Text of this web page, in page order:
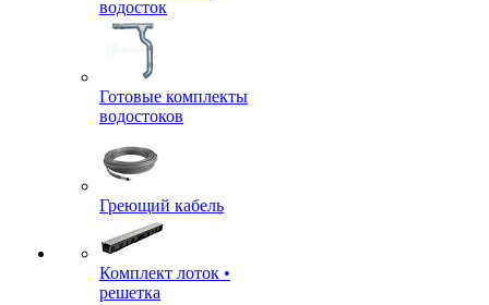
водосток
Готовые комплекты
водостоков
Греющий кабель
Комплект лоток •
решетка